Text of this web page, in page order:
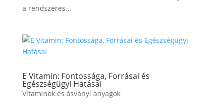
a rendszeres...
E Vitamin: Fontossága, Forrásai és
Egészségügyi Hatásai
Vitaminok és ásványi anyagok